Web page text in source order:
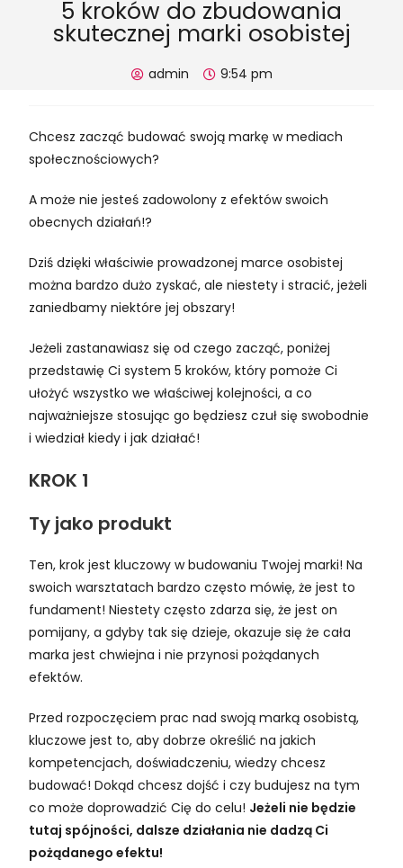
5 kroków do zbudowania
skutecznej marki osobistej
admin 9:54 pm
Chcesz zacząć budować swoją markę w mediach
społecznościowych?
A może nie jesteś zadowolony z efektów swoich
obecnych działań!?
Dziś dzięki właściwie prowadzonej marce osobistej
można bardzo dużo zyskać, ale niestety i stracić, jeżeli
zaniedbamy niektóre jej obszary!
Jeżeli zastanawiasz się od czego zacząć, poniżej
przedstawię Ci system 5 kroków, który pomoże Ci
ułożyć wszystko we właściwej kolejności, a co
najważniejsze stosując go będziesz czuł się swobodnie
i wiedział kiedy i jak działać!
KROK 1
Ty jako produkt
Ten, krok jest kluczowy w budowaniu Twojej marki! Na
swoich warsztatach bardzo często mówię, że jest to
fundament! Niestety często zdarza się, że jest on
pomijany, a gdyby tak się dzieje, okazuje się że cała
marka jest chwiejna i nie przynosi pożądanych
efektów.
Przed rozpoczęciem prac nad swoją marką osobistą,
kluczowe jest to, aby dobrze określić na jakich
kompetencjach, doświadczeniu, wiedzy chcesz
budować! Dokąd chcesz dojść i czy budujesz na tym
co może doprowadzić Cię do celu! Jeżeli nie będzie
tutaj spójności, dalsze działania nie dadzą Ci
pożądanego efektu!